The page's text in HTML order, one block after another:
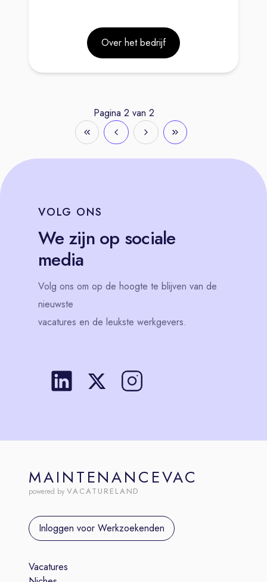
Over het bedrijf
Pagina 2 van 2
VOLG ONS
We zijn op sociale
media
Volg ons om op de hoogte te blijven van de
nieuwste
vacatures en de leukste werkgevers.
MAINTENANCEVAC
powered by VACATURELAND
Inloggen voor Werkzoekenden
Vacatures